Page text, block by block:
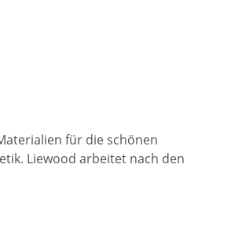
für die schönen
Liewood arbeitet nach den